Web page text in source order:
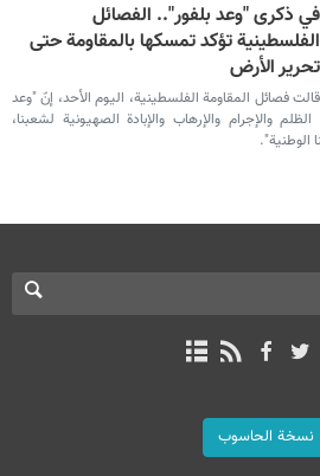
في ذكرى "وعد بلفور".. الفصائل
الفلسطينية تؤكد تمسكها بالمقاومة حتى
تحرير الأرض
قالت فصائل المقاومة الفلسطينية، اليوم الأحد، إنّ "وعد
والإجرام والإرهاب والإبادة الصهيونية لشعبنا،
الوطنية".
نسخة الحاسوب